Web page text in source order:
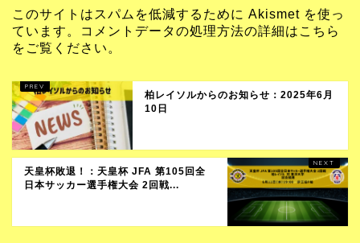
このサイトはスパムを低減するために Akismet を使っ
ています。
コメントデータの処理方法の詳細はこちら
をご覧ください 。
柏レイソルからのお知らせ：2025年6月
10日
天皇杯敗退！：天皇杯 JFA 第105回全
日本サッカー選手権大会 2回戦...